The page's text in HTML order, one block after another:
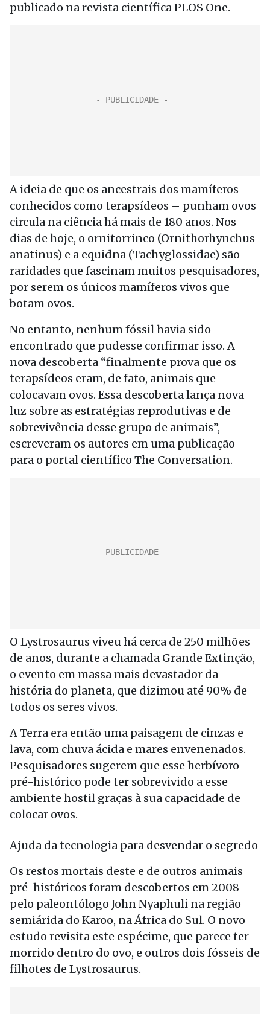
publicado na revista científica PLOS One.
A ideia de que os ancestrais dos mamíferos –
conhecidos como terapsídeos – punham ovos
circula na ciência há mais de 180 anos. Nos
dias de hoje, o ornitorrinco (Ornithorhynchus
anatinus) e a equidna (Tachyglossidae) são
raridades que fascinam muitos pesquisadores,
por serem os únicos mamíferos vivos que
botam ovos.
No entanto, nenhum fóssil havia sido
encontrado que pudesse confirmar isso. A
nova descoberta “finalmente prova que os
terapsídeos eram, de fato, animais que
colocavam ovos. Essa descoberta lança nova
luz sobre as estratégias reprodutivas e de
sobrevivência desse grupo de animais”,
escreveram os autores em uma publicação
para o portal científico The Conversation.
O Lystrosaurus viveu há cerca de 250 milhões
de anos, durante a chamada Grande Extinção,
o evento em massa mais devastador da
história do planeta, que dizimou até 90% de
todos os seres vivos.
A Terra era então uma paisagem de cinzas e
lava, com chuva ácida e mares envenenados.
Pesquisadores sugerem que esse herbívoro
pré-histórico pode ter sobrevivido a esse
ambiente hostil graças à sua capacidade de
colocar ovos.
Ajuda da tecnologia para desvendar o segredo
Os restos mortais deste e de outros animais
pré-históricos foram descobertos em 2008
pelo paleontólogo John Nyaphuli na região
semiárida do Karoo, na África do Sul. O novo
estudo revisita este espécime, que parece ter
morrido dentro do ovo, e outros dois fósseis de
filhotes de Lystrosaurus.